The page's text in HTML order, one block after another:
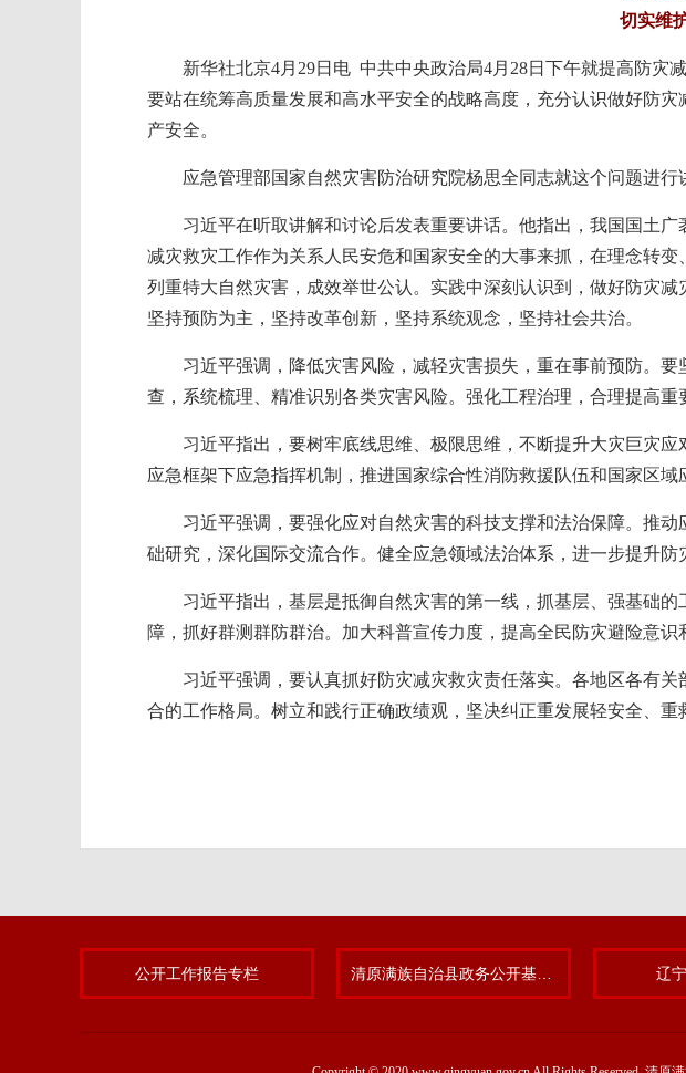
切实维
新华社北京4月29日电 中共中央政治局4月28日下午就提高防灾
要站在统筹高质量发展和高水平安全的战略高度，充分认识做好防
产安全。
应急管理部国家自然灾害防治研究院杨思全同志就这个问题进
习近平在听取讲解和讨论后发表重要讲话。他指出，我国国土
减灾救灾工作作为关系人民安危和国家安全的大事来抓，在理念转
列重特大自然灾害，成效举世公认。实践中深刻认识到，做好防灾
坚持预防为主，坚持改革创新，坚持系统观念，坚持社会共治。
习近平强调，降低灾害风险，减轻灾害损失，重在事前预防。
查，系统梳理、精准识别各类灾害风险。强化工程治理，合理提高
习近平指出，要树牢底线思维、极限思维，不断提升大灾巨灾
应急框架下应急指挥机制，推进国家综合性消防救援队伍和国家区
习近平强调，要强化应对自然灾害的科技支撑和法治保障。推
础研究，深化国际交流合作。健全应急领域法治体系，进一步提升防
习近平指出，基层是抵御自然灾害的第一线，抓基层、强基础
障，抓好群测群防群治。加大科普宣传力度，提高全民防灾避险意识
习近平强调，要认真抓好防灾减灾救灾责任落实。各地区各有
合的工作格局。树立和践行正确政绩观，坚决纠正重发展轻安全、
公开工作报告专栏 辽